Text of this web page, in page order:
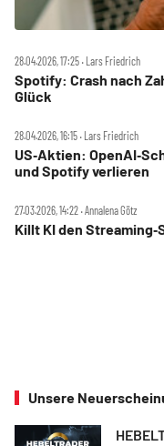
28.04.2026, 17:25 ‧ Lars Friedrich
Spotify: Crash nach
Glück
28.04.2026, 16:15 ‧ Lars Friedrich
US‑Aktien:
und Spotify verlieren
27.03.2026, 14:22 ‧ Annalena Götz
Killt KI den
Unsere